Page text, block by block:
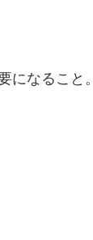
になること。